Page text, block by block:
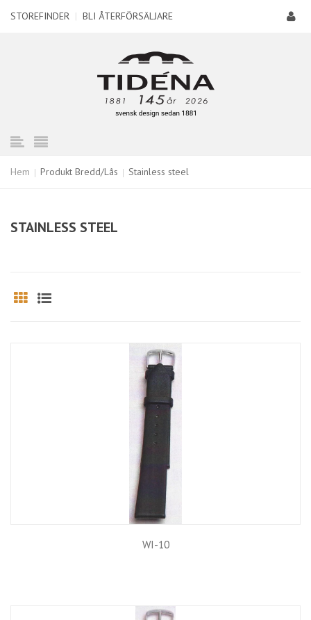
STOREFINDER | BLI ÅTERFÖRSÄLJARE
Hem Produkt Bredd/Lås Stainless steel
STAINLESS STEEL
WI-10